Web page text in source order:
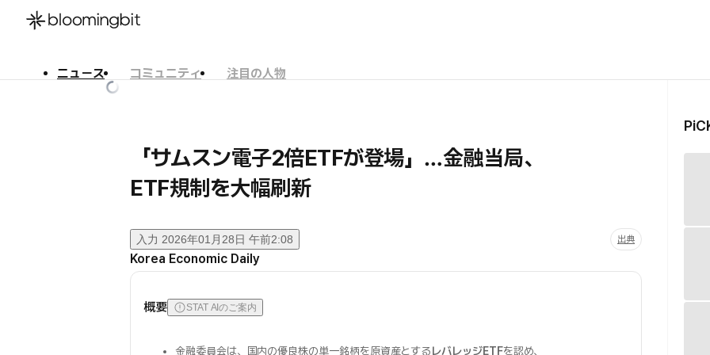
ニュース コミュニティ
注目の人物
「サムスン電子2倍ETFが登場」…金融当局、
ETF規制を大幅刷新
入力 2026年01月28日 午前2:08 出典
Korea Economic Daily
概要 STAT AIのご案内
金融委員会は、国内の優良株の単一銘柄を原資産とするレバレッジETFを認め、